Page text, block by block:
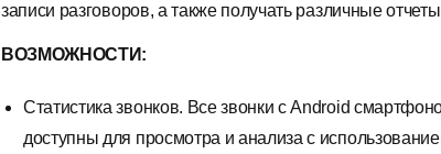
записи разговоров, а также получать различные
ВОЗМОЖНОСТИ:
Статистика звонков. Все звонки с Android
доступны для просмотра и анализа с